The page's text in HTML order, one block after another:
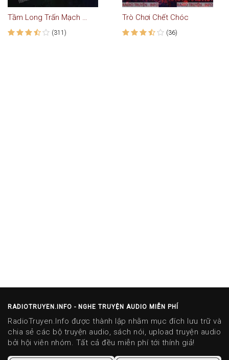
Tầm Long Trấn Mạch Toàn Thư : Ngoại truyện Cửu Long Quái Sự Ký
(311)
Trò Chơi Chết Chóc
(36)
RADIOTRUYEN.INFO - NGHE TRUYỆN AUDIO MIỄN PHÍ
RadioTruyen.Info được thành lập nhằm mục đích lưu trữ và
chia sẻ các bộ truyện audio, sách nói, upload truyện audio
bởi hội viên nhóm. Tất cả đều miễn phí tới thính giả!